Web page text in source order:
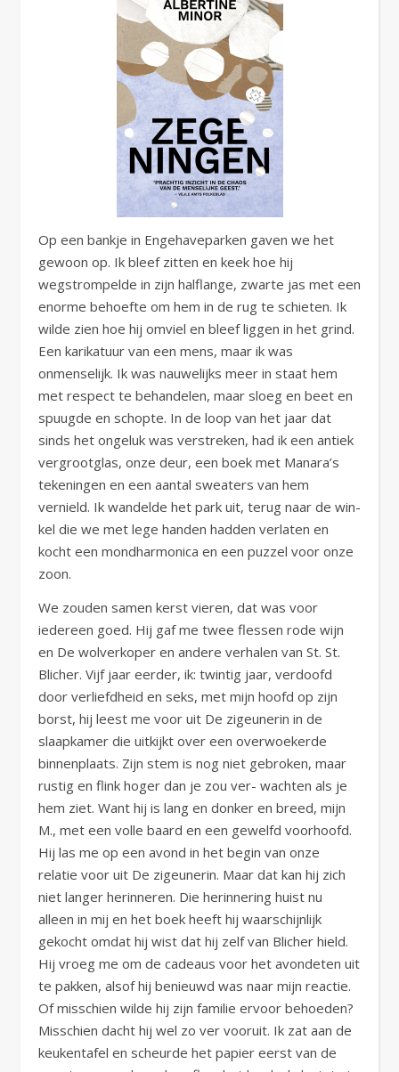
Op een bankje in Engehaveparken gaven we het
gewoon op. Ik bleef zitten en keek hoe hij
wegstrompelde in zijn halflange, zwarte jas met een
enorme behoefte om hem in de rug te schieten. Ik
wilde zien hoe hij omviel en bleef liggen in het grind.
Een karikatuur van een mens, maar ik was
onmenselijk. Ik was nauwelijks meer in staat hem
met respect te behandelen, maar sloeg en beet en
spuugde en schopte. In de loop van het jaar dat
sinds het ongeluk was verstreken, had ik een antiek
vergrootglas, onze deur, een boek met Manara’s
tekeningen en een aantal sweaters van hem
vernield. Ik wandelde het park uit, terug naar de win-
kel die we met lege handen hadden verlaten en
kocht een mondharmonica en een puzzel voor onze
zoon.
We zouden samen kerst vieren, dat was voor
iedereen goed. Hij gaf me twee flessen rode wijn
en De wolverkoper en andere verhalen van St. St.
Blicher. Vijf jaar eerder, ik: twintig jaar, verdoofd
door verliefdheid en seks, met mijn hoofd op zijn
borst, hij leest me voor uit De zigeunerin in de
slaapkamer die uitkijkt over een overwoekerde
binnenplaats. Zijn stem is nog niet gebroken, maar
rustig en flink hoger dan je zou ver- wachten als je
hem ziet. Want hij is lang en donker en breed, mijn
M., met een volle baard en een gewelfd voorhoofd.
Hij las me op een avond in het begin van onze
relatie voor uit De zigeunerin. Maar dat kan hij zich
niet langer herinneren. Die herinnering huist nu
alleen in mij en het boek heeft hij waarschijnlijk
gekocht omdat hij wist dat hij zelf van Blicher hield.
Hij vroeg me om de cadeaus voor het avondeten uit
te pakken, alsof hij benieuwd was naar mijn reactie.
Of misschien wilde hij zijn familie ervoor behoeden?
Misschien dacht hij wel zo ver vooruit. Ik zat aan de
keukentafel en scheurde het papier eerst van de